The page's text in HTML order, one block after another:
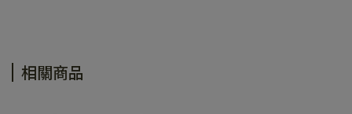
相關商品